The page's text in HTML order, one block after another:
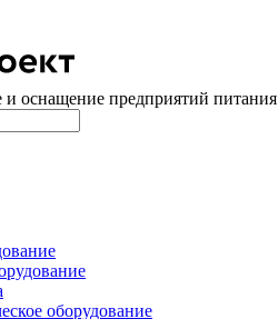
и оснащение предприятий питания
оборудование